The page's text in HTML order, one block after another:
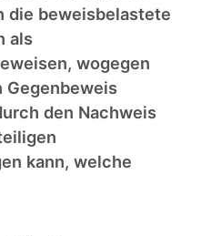
die beweisbelastete
als
wogegen
Gegenbeweis
den Nachweis
kann, welche